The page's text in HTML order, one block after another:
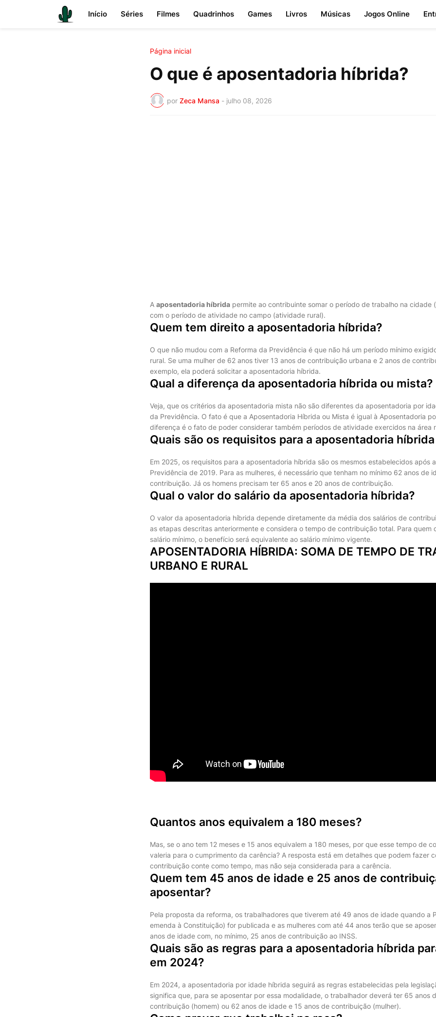
Início Séries Filmes Quadrinhos Games Livros Músicas Jogos Online
Página inicial
O que é aposentadoria híbrida?
por Zeca Mansa - julho 08, 2026
A aposentadoria híbrida permite ao contribuinte somar o período de trabalho na cidade
com o período de atividade no campo (atividade rural).
Quem tem direito a aposentadoria híbrida?
O que não mudou com a Reforma da Previdência é que não há um período mínimo
rural. Se uma mulher de 62 anos tiver 13 anos de contribuição urbana e 2 anos de
exemplo, ela poderá solicitar a aposentadoria híbrida.
Qual a diferença da aposentadoria híbrida ou mista?
Veja, que os critérios da aposentadoria mista não são diferentes da aposentadoria por
da Previdência. O fato é que a Aposentadoria Híbrida ou Mista é igual à Aposentadoria
diferença é o fato de poder considerar também períodos de atividade exercidos na área
Quais são os requisitos para a aposentadoria
Em 2025, os requisitos para a aposentadoria híbrida são os mesmos estabelecidos após
Previdência de 2019. Para as mulheres, é necessário que tenham no mínimo 62 anos de
contribuição. Já os homens precisam ter 65 anos e 20 anos de contribuição.
Qual o valor do salário da aposentadoria híbrida?
O valor da aposentadoria híbrida depende diretamente da média dos salários de
as etapas descritas anteriormente e considera o tempo de contribuição total. Para quem
salário mínimo, o benefício será equivalente ao salário mínimo vigente.
APOSENTADORIA HÍBRIDA: SOMA DE TEMPO DE
URBANO E RURAL
Quantos anos equivalem a 180 meses?
Mas, se o ano tem 12 meses e 15 anos equivalem a 180 meses, por que esse tempo de
valeria para o cumprimento da carência? A resposta está em detalhes que podem fazer
contribuição conte como tempo, mas não seja considerada para a carência.
Quem tem 45 anos de idade e 25 anos de
aposentar?
Pela proposta da reforma, os trabalhadores que tiverem até 49 anos de idade quando a
emenda à Constituição) for publicada e as mulheres com até 44 anos terão que se
anos de idade com, no mínimo, 25 anos de contribuição ao INSS.
Quais são as regras para a aposentadoria híbrida
em 2024?
Em 2024, a aposentadoria por idade híbrida seguirá as regras estabelecidas pela
significa que, para se aposentar por essa modalidade, o trabalhador deverá ter 65 anos
contribuição (homem) ou 62 anos de idade e 15 anos de contribuição (mulher).